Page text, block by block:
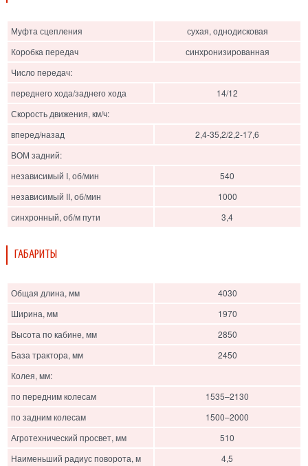
Муфта сцепления
сухая, однодисковая
Коробка передач
синхронизированная
Число передач:
переднего хода/заднего хода
14/12
Скорость движения, км/ч:
вперед/назад
2,4-35,2/2,2-17,6
ВОМ задний:
независимый I, об/мин
540
независимый II, об/мин
1000
синхронный, об/м пути
3,4
ГАБАРИТЫ
Общая длина, мм
4030
Ширина, мм
1970
Высота по кабине, мм
2850
База трактора, мм
2450
Колея, мм:
по передним колесам
1535–2130
по задним колесам
1500–2000
Агротехнический просвет, мм
510
Наименьший радиус поворота, м
4,5